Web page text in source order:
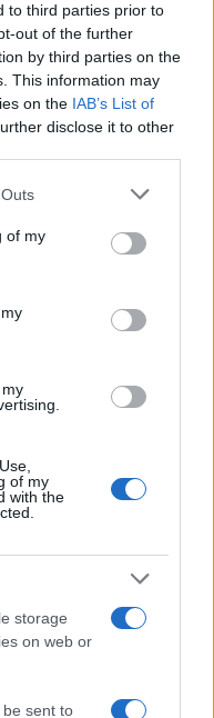
to third parties prior to
out of the further
by third parties on the
This information may
on the IAB’s List of
disclose it to other
one or more Google
You may click to
its third-party tags to
in below Google
of my
of my
with the
storage
on web or
sent to
al mese
sito o
Lavoro Gallura
numero +39
reale?
telegram di